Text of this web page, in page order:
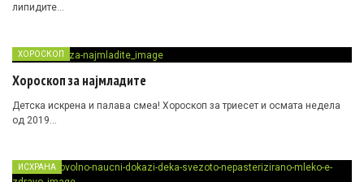
липидите…
ХОРОСКОП
Хороскоп за најмладите
Детска искрена и палава смеа! Хороскоп за триесет и осмата недела
од 2019…
ИСХРАНА